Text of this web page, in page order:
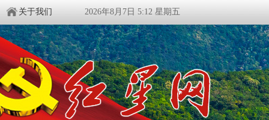
关于我们 2026年8月7日 5:12 星期五